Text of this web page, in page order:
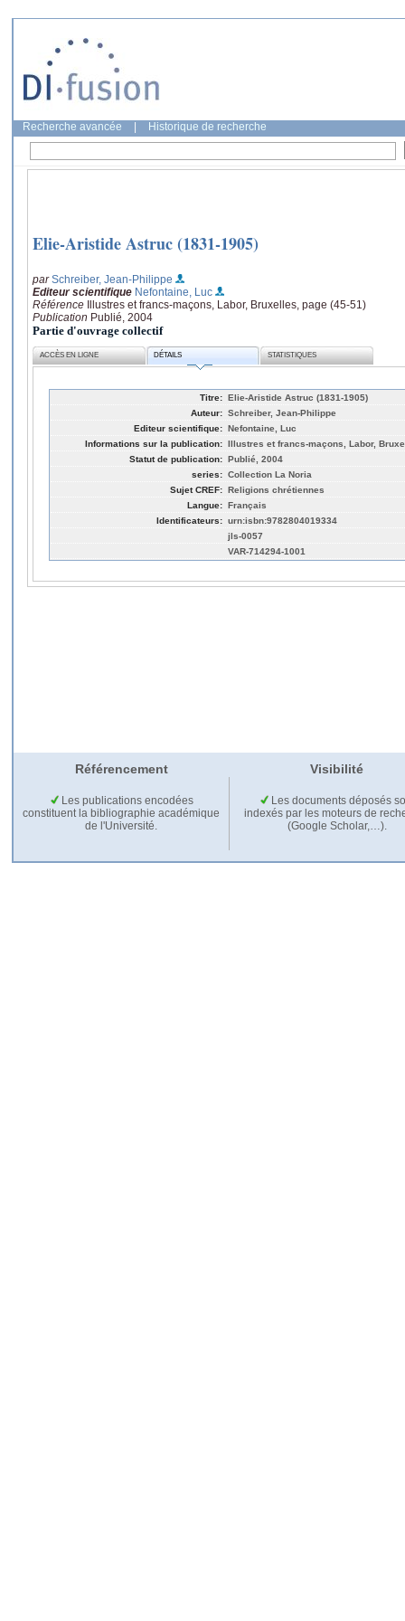
Recherche avancée Historique de recherche
Elie-Aristide Astruc (1831-1905)
parSchreiber, Jean-Philippe
Editeur scientifique Nefontaine, Luc
Référence Illustres et francs-maçons, Labor, Bruxelles, page (45-51)
Publication Publié, 2004
Partie d'ouvrage collectif
ACCÈS EN LIGNE DÉTAILS STATISTIQUES
Titre: Elie-Aristide Astruc (1831-1905)
Auteur: Schreiber, Jean-Philippe
Editeur scientifique: Nefontaine, Luc
Informations sur la publication: Illustres et francs-maçons, Labor,
Statut de publication: Publié, 2004
series: Collection La Noria
Sujet CREF: Religions chrétiennes
Langue: Français
Identificateurs: urn:isbn:9782804019334
jls-0057
VAR-714294-1001
Référencement Visibilité
Les publications encodées
constituent la bibliographie académique
de l'Université.
Les documents déposés
indexés par les moteurs de
(Google Scholar,…).